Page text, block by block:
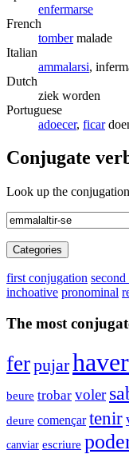
enfermarse
French
tombermalade
Italian
ammalarsi,
Dutch
ziek worden
Portuguese
adoecer, ficar
Conjugate
Look up the
Categories
first conjugation
inchoative pronominal
The most
ferpujarhaver
beure trobar voler
deure començar tenir
canviar escriure